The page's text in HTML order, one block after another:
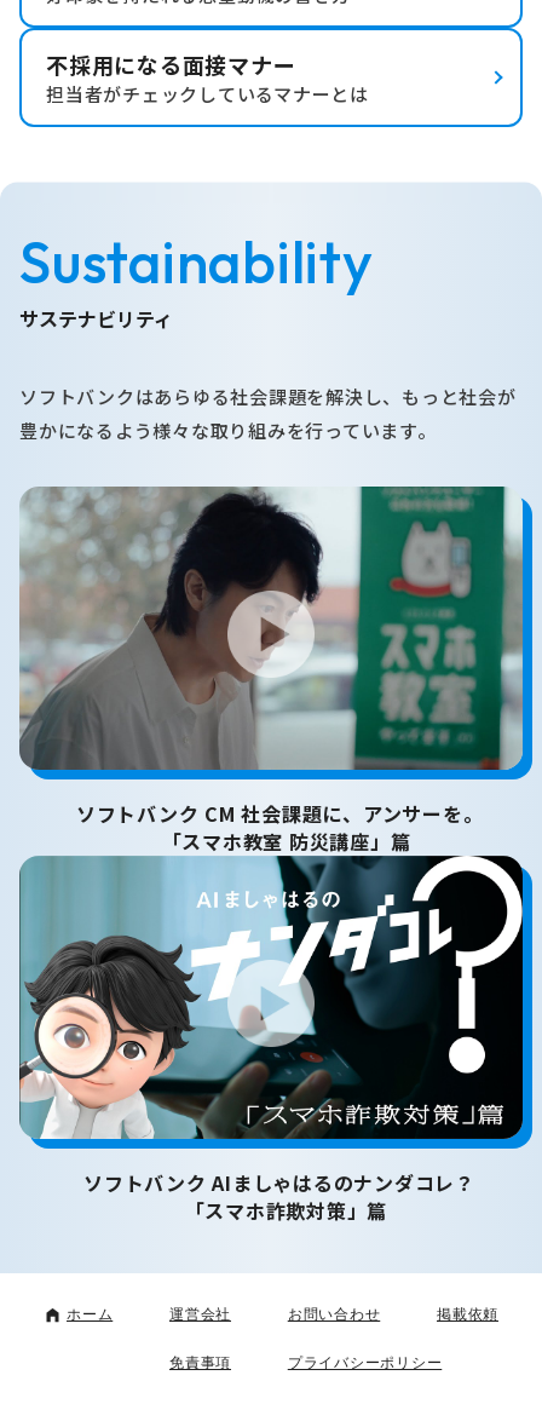
不採用になる面接マナー
担当者がチェックしているマナーとは
Sustainability
サステナビリティ
ソフトバンクはあらゆる社会課題を解決し、もっと社会が
豊かになるよう様々な取り組みを行っています。
ソフトバンク CM 社会課題に、アンサーを。
「スマホ教室 防災講座」篇
ソフトバンク AIましゃはるのナンダコレ？
「スマホ詐欺対策」篇
ホーム 運営会社 お問い合わせ 掲載依頼
免責事項 プライバシーポリシー